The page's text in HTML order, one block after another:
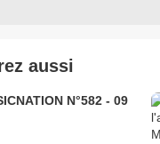
aussi
N°582 - 09